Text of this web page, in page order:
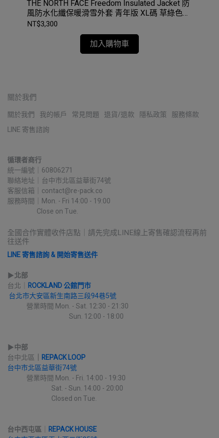
THE NORTH FACE Freedom Insulated Jacket 防
風防水化纖保暖滑雪外套 青年版 XL碼 草綠色
#NF0A3NI6
NT$3,300
加入購物車
關於我們
關於我們 我的帳戶 常見問題 退貨/退款 隱私政策 服務條款
LINE 寄售諮詢
循環者商行
統一編號｜60806271
聯絡地址｜台中市北區益華街74號
客服信箱｜contact@re-pack.co
服務時間｜Mon. - Fri 14:00 - 19:00
Close on Tue.
全國合作實體收件店點｜請先完成LINE線上寄售確認流程再前
往送件
LINE 寄售諮詢 & 開始寄售送件
▶︎北部
台北｜ ROCKLAND 公館門市
台北市大安區新生南路三段94巷5號
營業時間 Mon. - Sat. 12:30 - 21:30
Sun. 12:00 - 18:00
▶︎中部
台中北區
REPACK LOOP
台中市北區益華街74號
營業時間 Mon. - Fri. 14:00 - 19:30
Sat. - Sun. 14:00 - 20:00
Closed on Tue.
台中西屯區
REPACK HOUSE